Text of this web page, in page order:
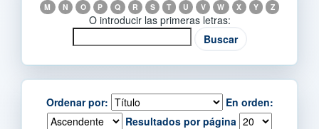
M
N O P Q R S T U V W X Y Z
O introducir las primeras letras:
Ordenar por:
En orden:
Resultados por página